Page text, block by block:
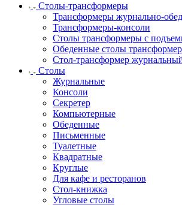
Столы-трансформеры
Трансформеры журнально-
Трансформеры-консоли
Столы трансформеры с
Обеденные столы
Стол-трансформер
Столы
Журнальные
Консоли
Секретер
Компьютерные
Обеденные
Письменные
Туалетные
Квадратные
Круглые
Для кафе и ресторанов
Стол-книжка
Угловые столы